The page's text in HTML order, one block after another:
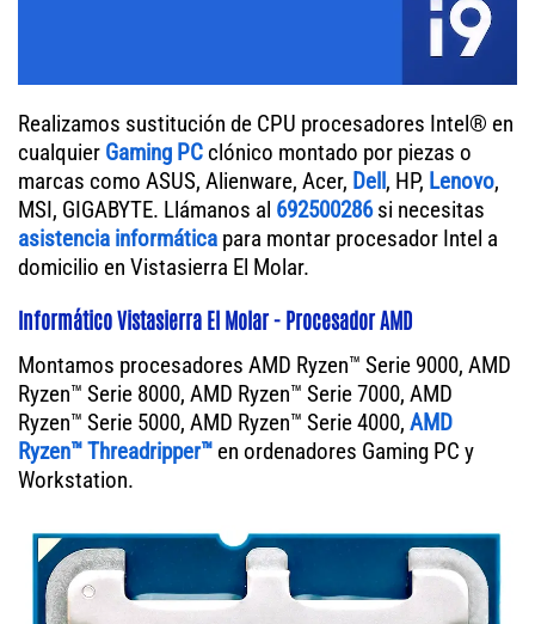
Realizamos sustitución de CPU procesadores Intel® en
cualquier Gaming PC clónico montado por piezas o
marcas como ASUS, Alienware, Acer, Dell, HP, Lenovo,
MSI, GIGABYTE. Llámanos al 692500286si necesitas
asistencia informática para montar procesador Intel a
domicilio en Vistasierra El Molar.
Informático Vistasierra El Molar - Procesador AMD
Montamos procesadores AMD Ryzen™ Serie 9000, AMD
Ryzen™ Serie 8000, AMD Ryzen™ Serie 7000, AMD
Ryzen™ Serie 5000, AMD Ryzen™ Serie 4000, AMD
Ryzen™ Threadripper™ en ordenadores Gaming PC y
Workstation.